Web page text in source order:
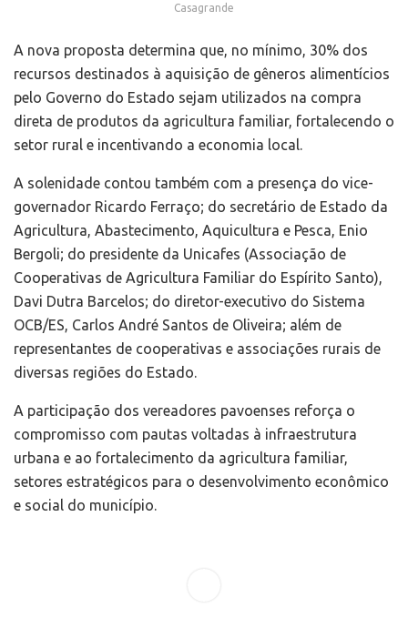
Casagrande
A nova proposta determina que, no mínimo, 30% dos
recursos destinados à aquisição de gêneros alimentícios
pelo Governo do Estado sejam utilizados na compra
direta de produtos da agricultura familiar, fortalecendo o
setor rural e incentivando a economia local.
A solenidade contou também com a presença do vice-
governador Ricardo Ferraço; do secretário de Estado da
Agricultura, Abastecimento, Aquicultura e Pesca, Enio
Bergoli; do presidente da Unicafes (Associação de
Cooperativas de Agricultura Familiar do Espírito Santo),
Davi Dutra Barcelos; do diretor-executivo do Sistema
OCB/ES, Carlos André Santos de Oliveira; além de
representantes de cooperativas e associações rurais de
diversas regiões do Estado.
A participação dos vereadores pavoenses reforça o
compromisso com pautas voltadas à infraestrutura
urbana e ao fortalecimento da agricultura familiar,
setores estratégicos para o desenvolvimento econômico
e social do município.